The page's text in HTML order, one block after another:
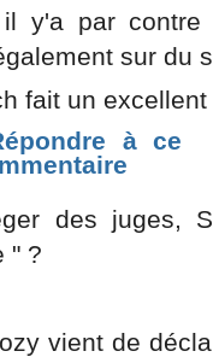
y'a par contre
sur du
fait un
des juges,
" ?
vient de